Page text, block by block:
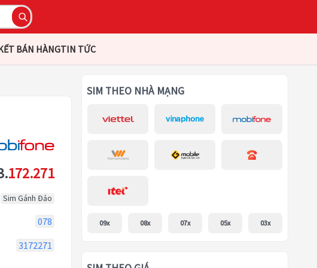
BÁN HÀNGTIN TỨC
172.271
Sim Gánh Đảo
078
3172271
SIM THEO NHÀ MẠNG
09x 08x 07x 05x 03x